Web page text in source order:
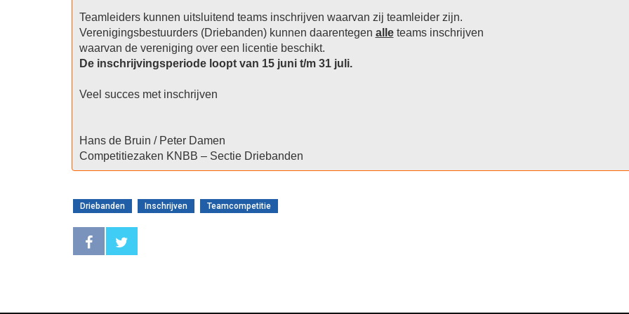
Teamleiders kunnen uitsluitend teams inschrijven waarvan zij teamleider zijn.
Verenigingsbestuurders (Driebanden) kunnen daarentegen alle teams inschrijven
De inschrijvingsperiode loopt van 15 juni t/m 31 juli.
Veel succes met inschrijven
Hans de Bruin / Peter Damen
Competitiezaken KNBB – Sectie Driebanden
Driebanden Inschrijven Teamcompetitie